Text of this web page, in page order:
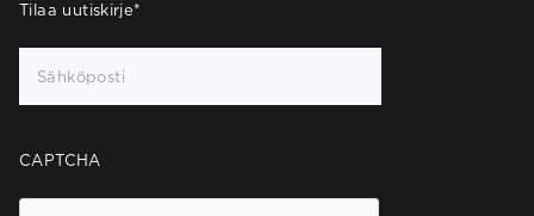
Tilaa uutiskirje*
CAPTCHA